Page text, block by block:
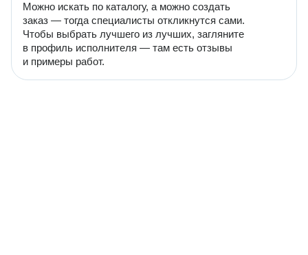
Можно искать по каталогу, а можно создать
заказ — тогда специалисты откликнутся сами.
Чтобы выбрать лучшего из лучших, загляните
в профиль исполнителя — там есть отзывы
и примеры работ.